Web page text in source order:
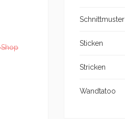
Schnittmuster
Sticken
Stricken
Wandtatoo